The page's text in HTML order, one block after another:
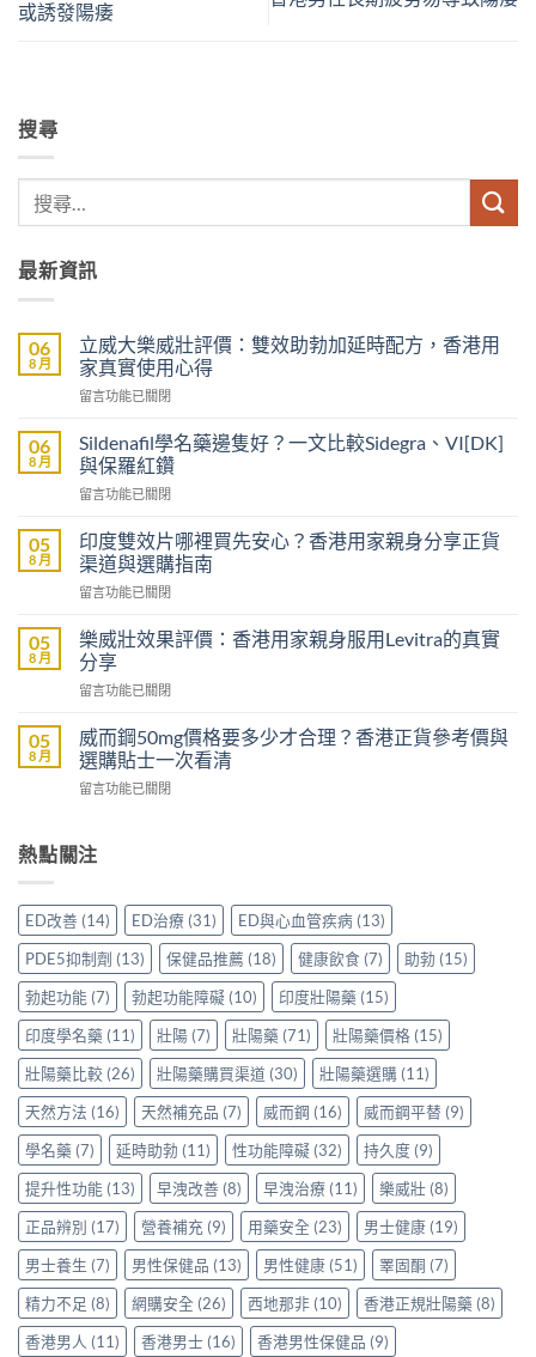
或誘發陽痿
搜尋
最新資訊
06
8 月
立威大樂威壯評價：雙效助勃加延時配方，香港用
家真實使用心得
在
威
大
樂
威
評
價：
雙
效
勃
加
時
方，
香
港
真
實
用
心
得〉
中
留言功能已關閉
06
8 月
Sildenafil學名藥邊隻好？一文比較Sidegra、VI[DK]
與保羅紅鑽
在
學
名
藥
邊
好？
一
文
比
Sidegra、
VI[DK]
保
鑽〉
留言功能已關閉
05
8 月
印度雙效片哪裡買先安心？香港用家親身分享正貨
渠道與選購指南
在
度
雙
效
片
裡
買
先
安
港
親
身
分
享
正
貨
渠
道
與
選
購
指
南〉
中
留言功能已關閉
05
8 月
樂威壯效果評價：香港用家親身服用Levitra的真實
分享
在
威
壯
效
果
香
家
親
身
服
用
Levitra
的
真
實
分
享〉
中
留言功能已關閉
05
8 月
威而鋼50mg價格要多少才合理？香港正貨參考價與
選購貼士一次看清
在
鋼
50mg
格
要
多
少
才
合
理？
香
港
正
貨
參
考
價
與
選
購
貼
士
一
次
看
留言功能已關閉
熱點關注
ED改善 (14) ED治療 (31) ED與心血管疾病 (13)
PDE5抑制劑 (13) 保健品推薦 (18) 健康飲食 (7) 助勃 (15)
勃起功能 (7) 勃起功能障礙 (10) 印度壯陽藥 (15)
印度學名藥 (11) 壯陽 (7) 壯陽藥 (71) 壯陽藥價格 (15)
壯陽藥比較 (26) 壯陽藥購買渠道 (30) 壯陽藥選購 (11)
天然方法 (16) 天然補充品 (7) 威而鋼 (16) 威而鋼平替 (9)
學名藥 (7) 延時助勃 (11) 性功能障礙 (32) 持久度 (9)
提升性功能 (13) 早洩改善 (8) 早洩治療 (11) 樂威壯 (8)
正品辨別 (17) 營養補充 (9) 用藥安全 (23) 男士健康 (19)
男士養生 (7) 男性保健品 (13) 男性健康 (51) 睪固酮 (7)
精力不足 (8) 網購安全 (26) 西地那非 (10) 香港正規壯陽藥 (8)
香港男人 (11) 香港男士 (16) 香港男性保健品 (9)